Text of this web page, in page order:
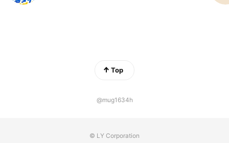
Top
@mug1634h
© LY Corporation